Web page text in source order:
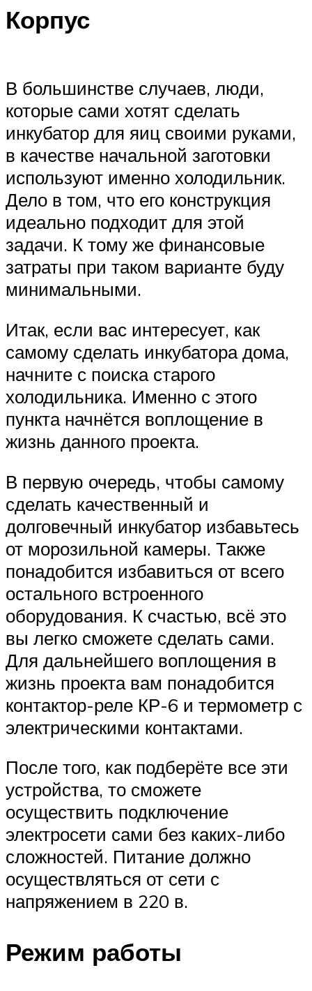
Корпус
В большинстве случаев, люди,
которые сами хотят сделать
инкубатор для яиц своими руками,
в качестве начальной заготовки
используют именно холодильник.
Дело в том, что его конструкция
идеально подходит для этой
задачи. К тому же финансовые
затраты при таком варианте буду
минимальными.
Итак, если вас интересует, как
самому сделать инкубатора дома,
начните с поиска старого
холодильника. Именно с этого
пункта начнётся воплощение в
жизнь данного проекта.
В первую очередь, чтобы самому
сделать качественный и
долговечный инкубатор избавьтесь
от морозильной камеры. Также
понадобится избавиться от всего
остального встроенного
оборудования. К счастью, всё это
вы легко сможете сделать сами.
Для дальнейшего воплощения в
жизнь проекта вам понадобится
контактор-реле КР-6 и термометр с
электрическими контактами.
После того, как подберёте все эти
устройства, то сможете
осуществить подключение
электросети сами без каких-либо
сложностей. Питание должно
осуществляться от сети с
напряжением в 220 в.
Режим работы